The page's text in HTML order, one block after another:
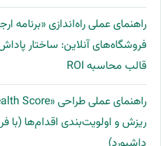
فروشگاه‌های آنلاین: ساختار
قالب محاسبه ROI
ریزش و اولویت‌بندی اقدام‌ها (با